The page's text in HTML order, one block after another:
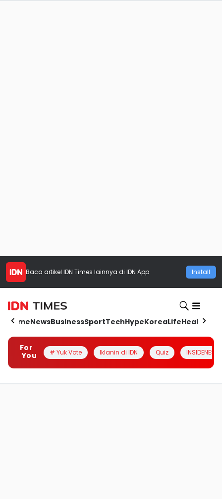
Baca artikel IDN Times lainnya di IDN App Install
HomeNewsBusinessSportTechHypeKoreaLifeHealth
For
You
# Yuk Vote Iklanin di IDN Quiz INSIDENESIA